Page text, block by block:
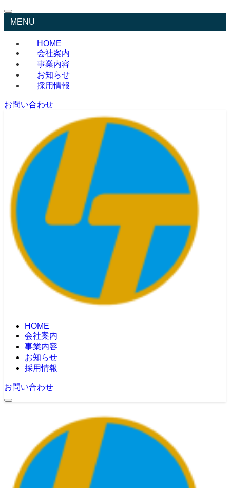
MENU
HOME
会社案内
事業内容
お知らせ
採用情報
お問い合わせ
HOME
会社案内
事業内容
お知らせ
採用情報
お問い合わせ